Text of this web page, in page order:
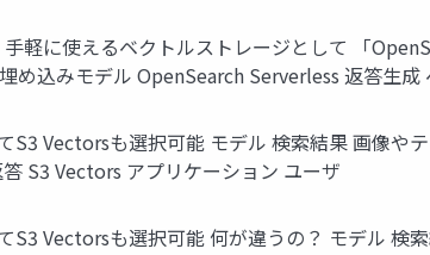
軽に使えるベクトルストレージとして 「
め込みモデル OpenSearch Serverless 返答生
S3 Vectorsも選択可能 モデル 検索結果 画像や
S3 Vectors アプリケーション ユーザ
S3 Vectorsも選択可能 何が違うの？ モデル 検